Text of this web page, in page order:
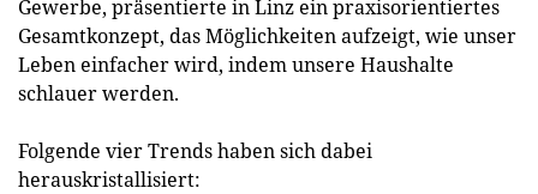
Gewerbe, präsentierte in Linz ein praxisorientiertes
Gesamtkonzept, das Möglichkeiten aufzeigt, wie unser
Leben einfacher wird, indem unsere Haushalte
schlauer werden.
Folgende vier Trends haben sich dabei
herauskristallisiert: